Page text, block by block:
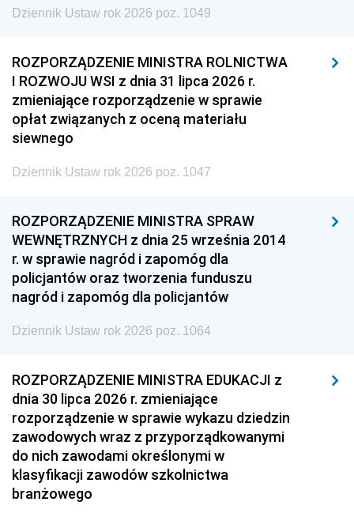
Dziennik Ustaw rok 2026 poz. 1049
ROZPORZĄDZENIE MINISTRA ROLNICTWA
I ROZWOJU WSI z dnia 31 lipca 2026 r.
zmieniające rozporządzenie w sprawie
opłat związanych z oceną materiału
siewnego
Dziennik Ustaw rok 2026 poz. 1047
ROZPORZĄDZENIE MINISTRA SPRAW
WEWNĘTRZNYCH z dnia 25 września 2014
r. w sprawie nagród i zapomóg dla
policjantów oraz tworzenia funduszu
nagród i zapomóg dla policjantów
Dziennik Ustaw rok 2026 poz. 1064
ROZPORZĄDZENIE MINISTRA EDUKACJI z
dnia 30 lipca 2026 r. zmieniające
rozporządzenie w sprawie wykazu dziedzin
zawodowych wraz z przyporządkowanymi
do nich zawodami określonymi w
klasyfikacji zawodów szkolnictwa
branżowego